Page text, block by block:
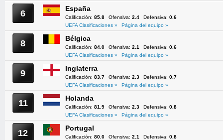
6 España
Calificación: 85.8 Ofensiva: 2.4 Defensiva: 0.6
UEFA Clasificaciones »
Página del equipo »
8 Bélgica
Calificación: 84.0 Ofensiva: 2.1 Defensiva: 0.6
UEFA Clasificaciones »
Página del equipo »
9 Inglaterra
Calificación: 83.7 Ofensiva: 2.3 Defensiva: 0.7
UEFA Clasificaciones »
Página del equipo »
11 Holanda
Calificación: 81.9 Ofensiva: 2.3 Defensiva: 0.8
UEFA Clasificaciones »
Página del equipo »
12 Portugal
Calificación: 80.0 Ofensiva: 2.1 Defensiva: 0.8